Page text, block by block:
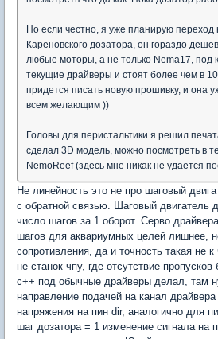
Но если честно, я уже планирую переход
Кареновского дозатора, он гораздо
любые моторы, а не только Nema17, под
текущие драйверы и стоят более чем в
придется писать новую прошивку, и она
всем желающим ))
Головы для перистальтики я решил
сделал 3D модель, можно посмотреть в
NemoReef (здесь мне никак не удается
Не линейность это не про шаговый
с обратной связью. Шаговый двигатель
число шагов за 1 оборот. Серво
шагов для аквариумных целей лишнее,
сопротивления, да и точность такая не
не станок чпу, где отсутствие
с++ под обычные драйверы делал, там
направление подачей на канал
напряжения на пин dir, аналогично для
шаг дозатора = 1 изменение сигнала на